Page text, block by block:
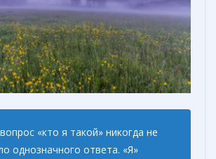
«кто я такой» никогда не
однозначного ответа. «Я»